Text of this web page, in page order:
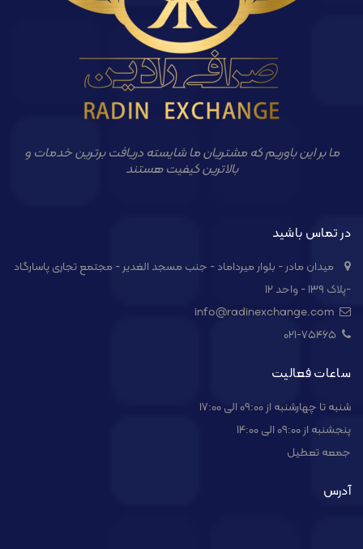
ما بر این باوریم که مشتریان ما شایسته دریافت برترین خدمات و
بالاترین کیفیت هستند
در تماس باشید
میدان مادر - بلوار میرداماد - جنب مسجد الغدیر - مجتمع تجاری پاسارگاد
-پلاک ۱۳۹ - واحد ۱۲
021-۷۵۴۶۵
ساعات فعالیت
شنبه تا چهارشنبه از 09:00 الی 17:00
پنجشنبه از 09:00 الی 14:00
جمعه تعطیل
آدرس